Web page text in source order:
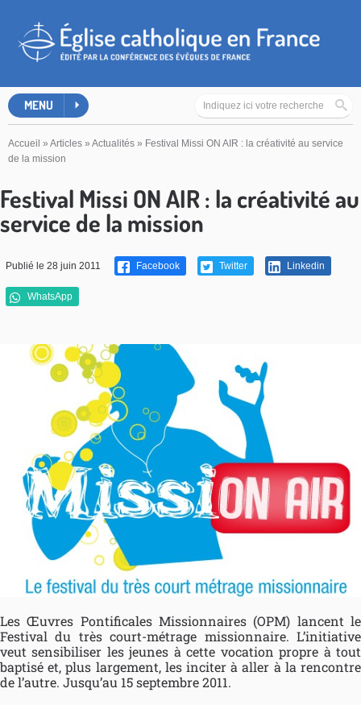
MENU
Accueil » Articles » Actualités » Festival Missi ON AIR : la créativité au service
de la mission
Festival Missi ON AIR : la créativité au
service de la mission
Publié le 28 juin 2011 Facebook Twitter Linkedin
WhatsApp
Les Œuvres Pontificales Missionnaires (OPM) lancent le
Festival du très court-métrage missionnaire. L’initiative
veut sensibiliser les jeunes à cette vocation propre à tout
baptisé et, plus largement, les inciter à aller à la rencontre
de l’autre. Jusqu’au 15 septembre 2011.